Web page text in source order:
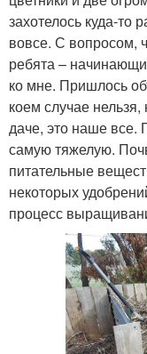
захотелось куда-то
вовсе. С вопросом,
ребята –
ко мне. Пришлось
коем случае
даче, это наше все.
самую тяжелую.
питательные
некоторых
процесс